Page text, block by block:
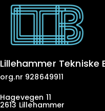
Lillehammer Tekniske
org.nr 928649911
Hagevegen 11
2613 Lillehammer